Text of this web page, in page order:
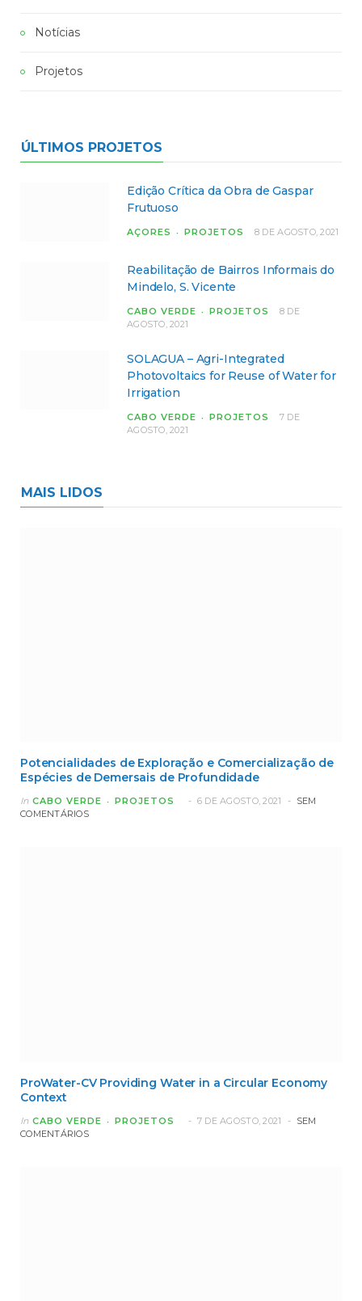
Notícias
Projetos
ÚLTIMOS PROJETOS
Edição Crítica da Obra de Gaspar
Frutuoso
AÇORES PROJETOS 8 DE AGOSTO, 2021
Reabilitação de Bairros Informais do
Mindelo, S. Vicente
CABO VERDE PROJETOS
8 DE
AGOSTO, 2021
SOLAGUA – Agri-Integrated
Photovoltaics for Reuse of Water for
Irrigation
CABO VERDE PROJETOS
7 DE
AGOSTO, 2021
MAIS LIDOS
Potencialidades de Exploração e Comercialização de
Espécies de Demersais de Profundidade
In CABO VERDE PROJETOS 6 DE AGOSTO, 2021
SEM
COMENTÁRIOS
ProWater-CV Providing Water in a Circular Economy
Context
In CABO VERDE PROJETOS 7 DE AGOSTO, 2021
SEM
COMENTÁRIOS